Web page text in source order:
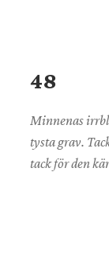
48
Minnenas
tysta grav.
tack för den